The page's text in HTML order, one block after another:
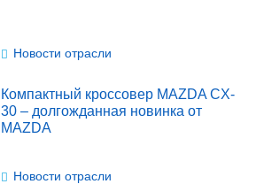
Новости отрасли
Компактный кроссовер MAZDA CX-
30 – долгожданная новинка от
MAZDA
Новости отрасли